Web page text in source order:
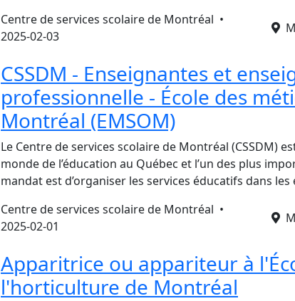
Centre de services scolaire de Montréal •
2025-02-03
CSSDM - Enseignantes et
professionnelle - École des
Montréal (EMSOM)
Le Centre de services scolaire de Montréal (CSSDM)
monde de l’éducation au Québec et l’un des plus
mandat est d’organiser les services éducatifs dans
Centre de services scolaire de Montréal •
2025-02-01
Apparitrice ou appariteur à
l'horticulture de Montréal